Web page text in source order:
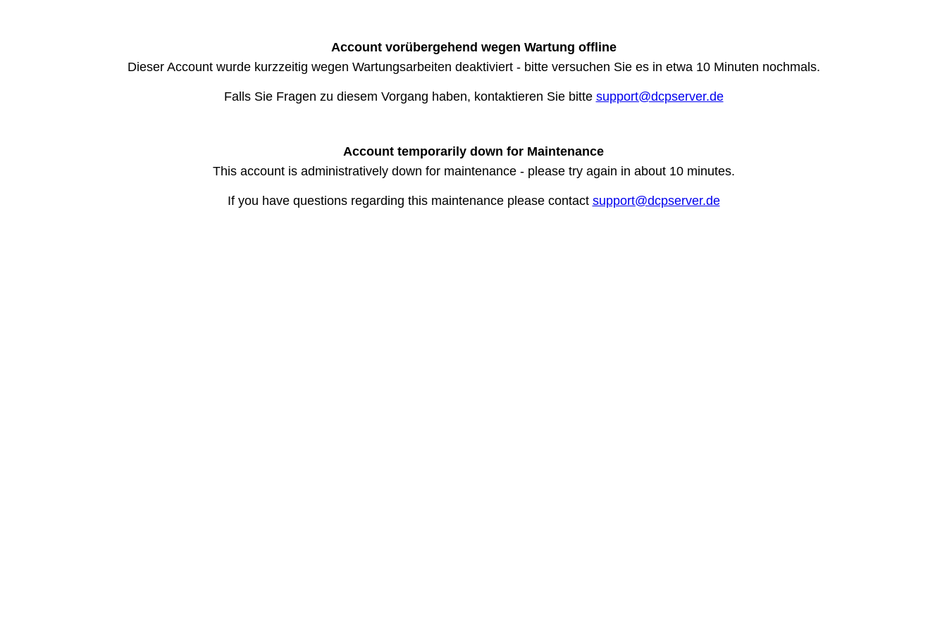
Account vorübergehend wegen Wartung offline
Dieser Account wurde kurzzeitig wegen Wartungsarbeiten deaktiviert - bitte versuchen Sie es in etwa 10 Minuten nochmals.
Falls Sie Fragen zu diesem Vorgang haben, kontaktieren Sie bitte support@dcpserver.de
Account temporarily down for Maintenance
This account is administratively down for maintenance - please try again in about 10 minutes.
If you have questions regarding this maintenance please contact support@dcpserver.de